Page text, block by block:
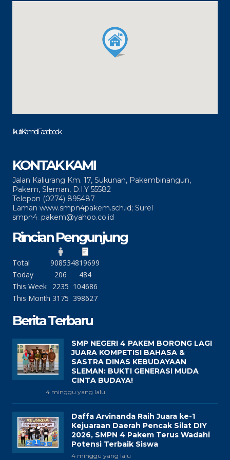
Ikuti Kami di Facebook
KONTAK KAMI
Jalan Kaliurang Km. 17, Sukunan, Pakembinangun,
Pakem, Sleman, D.I.Y 55582
Telepon (0274) 895487
Laman www.smpn4pakem.sch.id; Surel
smpn4_pakem@yahoo.co.id
Rincian Pengunjung
Total 908534819699
Today
206
484
This Week
2235 104686
This Month 3175 398627
Berita Terbaru
SMP NEGERI 4 PAKEM BORONG LAGI
JUARA KOMPETISI BAHASA &
SASTRA DINAS KEBUDAYAAN
SLEMAN: BUKTI GENERASI MUDA
CINTA BUDAYA!
4 minggu yang lalu
Daffa Arvinanda Raih Juara ke-1
Kejuaraan Daerah Pencak Silat DIY
2026, SMPN 4 Pakem Terus Wadahi
Potensi Terbaik Siswa
4 minggu yang lalu